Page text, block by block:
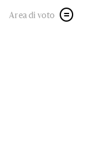
Area di voto